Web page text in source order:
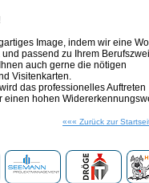
Image, indem wir eine
passend zu Ihrem
auch gerne die nötigen
Visitenkarten.
das professionelles Auftreten
einen hohen
««« Zurück zur